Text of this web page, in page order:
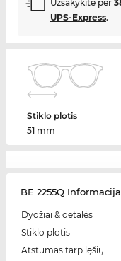
Užsakykite per
UPS-Express.
Stiklo plotis
51 mm
BE 2255Q
Dydžiai & detalės
Stiklo plotis
Atstumas tarp lęšių